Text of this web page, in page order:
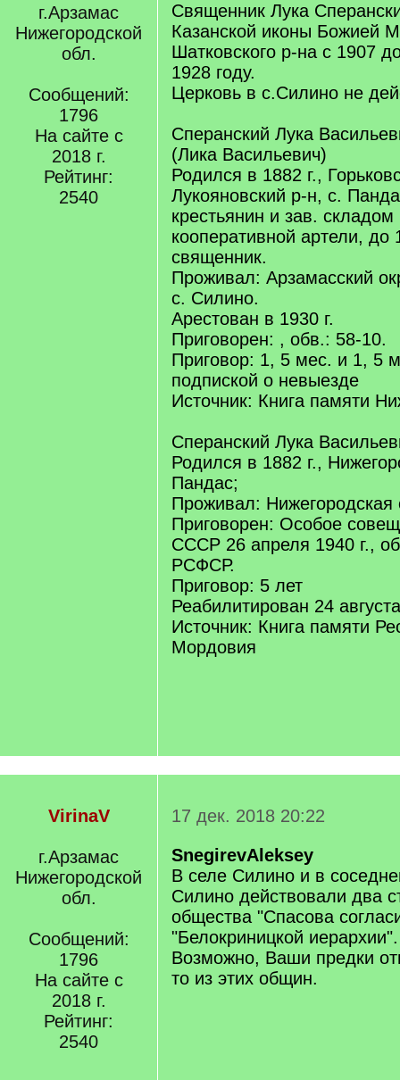
г.Арзамас
Нижегородской
обл.
Сообщений:
1796
На сайте с
2018 г.
Рейтинг:
2540
Священник Лука
Казанской иконы Божией
Шатковского р-на с 1907
1928 году.
Церковь в с.Силино не
Сперанский Лука
(Лика Васильевич)
Родился в 1882 г.,
Лукояновский р-н, с.
крестьянин и зав.
кооперативной артели, до
священник.
Проживал: Арзамасский
с. Силино.
Арестован в 1930 г.
Приговорен: , обв.: 58-10.
Приговор: 1, 5 мес. и 1, 5
подпиской о невыезде
Источник: Книга памяти
Сперанский Лука
Родился в 1882 г.,
Пандас;
Проживал:
Приговорен: Особое
СССР 26 апреля 1940 г.,
РСФСР.
Приговор: 5 лет
Реабилитирован 24
Источник: Книга памяти
Мордовия
VirinaV
г.Арзамас
Нижегородской
обл.
Сообщений:
1796
На сайте с
2018 г.
Рейтинг:
2540
17 дек. 2018 20:22
SnegirevAleksey
В селе Силино и в
Силино действовали два
общества "Спасова
"Белокриницкой иерархии".
Возможно, Ваши предки
то из этих общин.